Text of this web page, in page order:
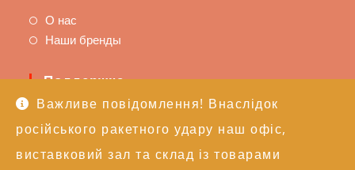
Важливе повідомлення! Внаслідок
російського ракетного удару наш офіс,
виставковий зал та склад із товарами
О нас
Наши бренды
Поддержка
Доставка и оплата
Политика возврата
Техподдержка